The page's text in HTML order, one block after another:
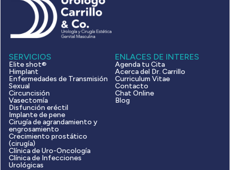
SERVICIOS
Elite shot®
Himplant
Enfermedades de Transmisión
Sexual
Circuncisión
Vasectomía
Disfunción eréctil
Implante de pene
Cirugía de agrandamiento y
engrosamiento
Crecimiento prostático
(cirugía)
Clínica de Uro-Oncología
Clínica de Infecciones
Urológicas
ENLACES DE INTERES
Agenda tu Cita
Acerca del Dr. Carrillo
Curriculum Vitae
Contacto
Chat Online
Blog